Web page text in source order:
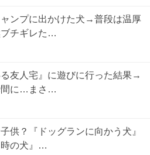
ンプに出かけた犬→普段は温厚
チギレた…
友人宅』に遊びに行った結果→
間に…まさ…
供？『ドッグランに向かう犬』
時の犬』…